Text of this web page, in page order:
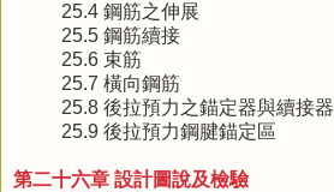
25.4 鋼筋之伸展
25.5 鋼筋續接
25.6 束筋
25.7 橫向鋼筋
25.8 後拉預力之錨定器與續接器
25.9 後拉預力鋼腱錨定區
第二十六章 設計圖說及檢驗